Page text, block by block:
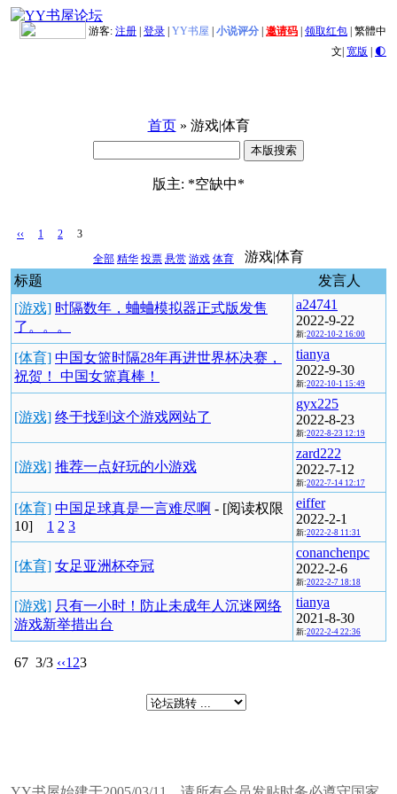
游客: 注册 登录 YY书屋 小说评分 邀请码 领取红包 繁體中
文| 宽版 | 🌓
首页» 游戏|体育
版主: *空缺中*
‹‹ 1 2
3
全部 精华 投票 悬赏 游戏 体育
游戏|体育
标题
发言人
[游戏] 时隔数年，蛐蛐模拟器正式版发售
了。。。
a24741
2022-9-22
新:2022-10-2 16:00
[体育] 中国女篮时隔28年再进世界杯决赛，
祝贺！ 中国女篮真棒！
tianya
2022-9-30
新:2022-10-1 15:49
[游戏] 终于找到这个游戏网站了
gyx225
2022-8-23
新:2022-8-23 12:19
[游戏] 推荐一点好玩的小游戏
zard222
2022-7-12
新:2022-7-14 12:17
[体育] 中国足球真是一言难尽啊 - [阅读权限
10] 1 2 3
eiffer
2022-2-1
新:2022-2-8 11:31
[体育] 女足亚洲杯夺冠
conanchenpc
2022-2-6
新:2022-2-7 18:18
[游戏] 只有一小时！防止未成年人沉迷网络
游戏新举措出台
tianya
2021-8-30
新:2022-2-4 22:36
67 3/3 ‹‹1 23